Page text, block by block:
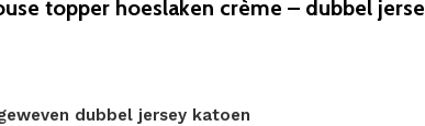
topper hoeslaken crème – dubbel
dubbel jersey katoen